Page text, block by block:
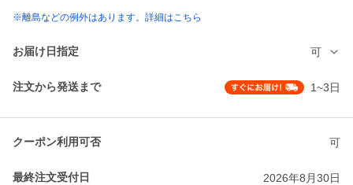
※離島などの例外はあります。詳細はこちら
お届け日指定 可
注文から発送まで 1~3日
クーポン利用可否 可
最終注文受付日 2026年8月30日